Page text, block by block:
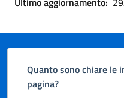
Quanto sono chiare le
pagina?